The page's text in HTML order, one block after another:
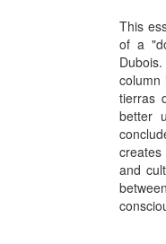
This
of a
column
tierras
better
and